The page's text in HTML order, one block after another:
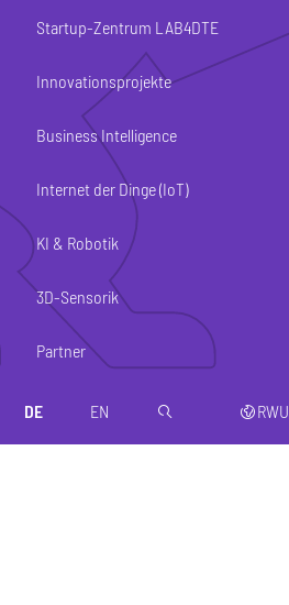
Startup-Zentrum LAB4DTE
Innovationsprojekte
Business Intelligence
Internet der Dinge (IoT)
KI & Robotik
3D-Sensorik
Partner
DE EN magnifier webRWU